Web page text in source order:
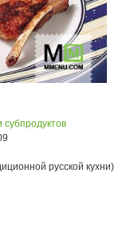
русской кухни)